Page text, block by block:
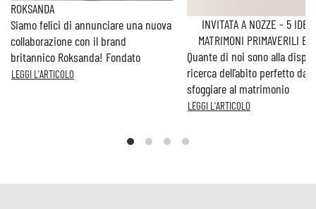
ROKSANDA
Siamo felici di annunciare una nuova
collaborazione con il brand
britannico Roksanda! Fondato
LEGGI L'ARTICOLO
INVITATA A NOZZE - 5
MATRIMONI PRIMAVERILI E
Quante di noi sono alla
ricerca dell’abito perfetto da
sfoggiare al matrimonio
LEGGI L'ARTICOLO